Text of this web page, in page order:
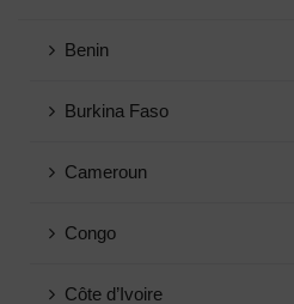
Benin
Burkina Faso
Cameroun
Congo
Côte d’Ivoire